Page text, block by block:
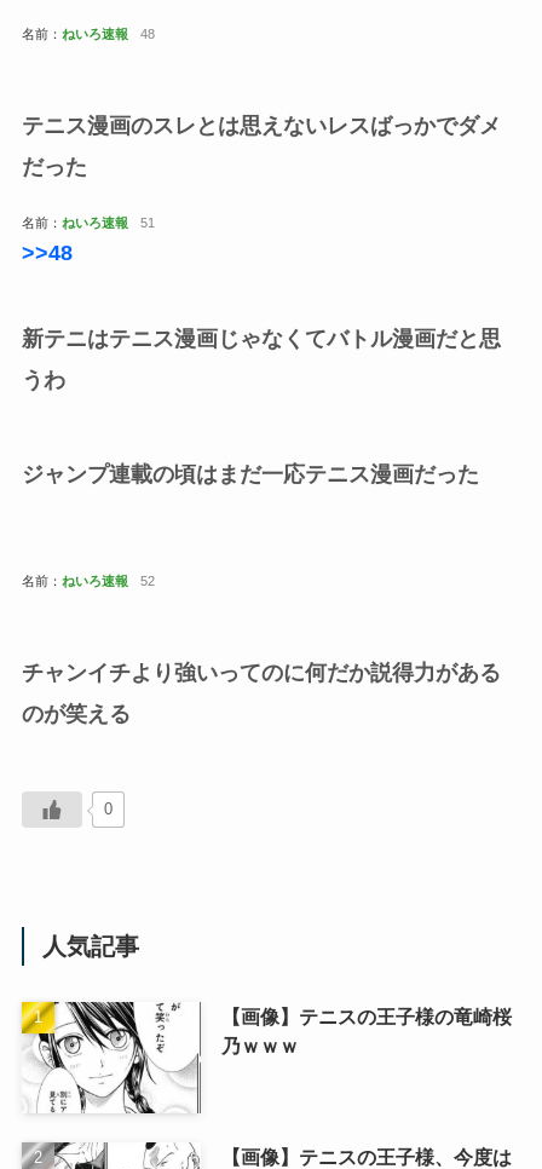
名前： ねいろ速報 48
テニス漫画のスレとは思えないレスばっかでダメ
だった
名前： ねいろ速報 51
>>48
新テニはテニス漫画じゃなくてバトル漫画だと思
うわ
ジャンプ連載の頃はまだ一応テニス漫画だった
名前： ねいろ速報 52
チャンイチより強いってのに何だか説得力がある
のが笑える
0
人気記事
【画像】テニスの王子様の竜崎桜
乃ｗｗｗ
【画像】テニスの王子様、今度は